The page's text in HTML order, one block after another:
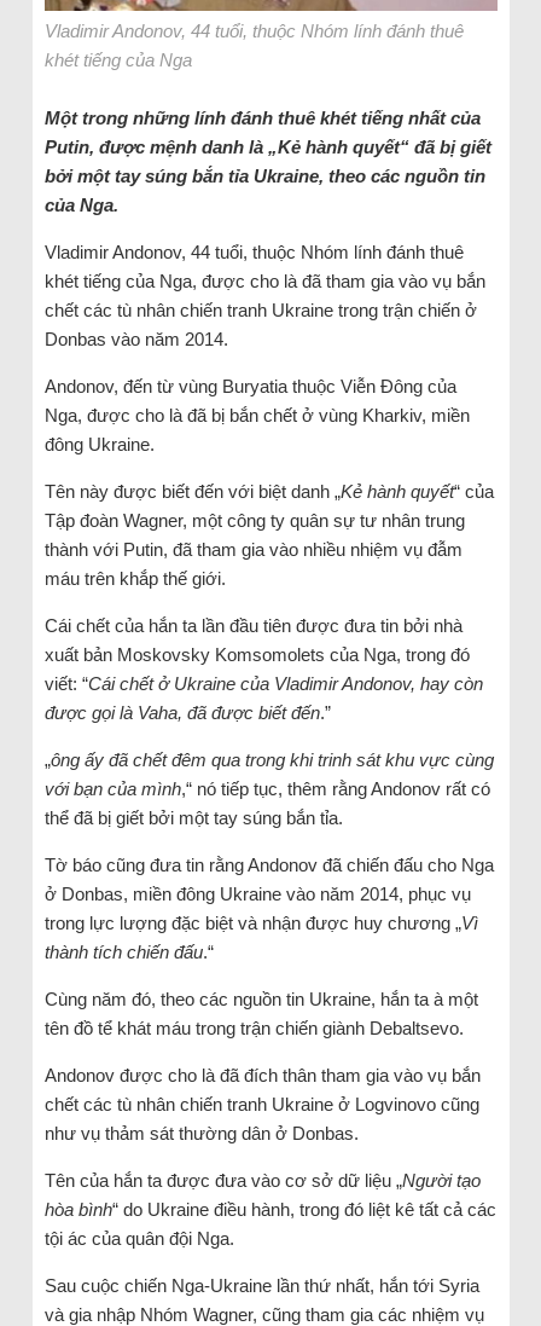
Vladimir Andonov, 44 tuổi, thuộc Nhóm lính đánh thuê
khét tiếng của Nga
Một trong những lính đánh thuê khét tiếng nhất của
Putin, được mệnh danh là „Kẻ hành quyết“ đã bị giết
bởi một tay súng bắn tỉa Ukraine, theo các nguồn tin
của Nga.
Vladimir Andonov, 44 tuổi, thuộc Nhóm lính đánh thuê
khét tiếng của Nga, được cho là đã tham gia vào vụ bắn
chết các tù nhân chiến tranh Ukraine trong trận chiến ở
Donbas vào năm 2014.
Andonov, đến từ vùng Buryatia thuộc Viễn Đông của
Nga, được cho là đã bị bắn chết ở vùng Kharkiv, miền
đông Ukraine.
Tên này được biết đến với biệt danh „Kẻ hành quyết“ của
Tập đoàn Wagner, một công ty quân sự tư nhân trung
thành với Putin, đã tham gia vào nhiều nhiệm vụ đẫm
máu trên khắp thế giới.
Cái chết của hắn ta lần đầu tiên được đưa tin bởi nhà
xuất bản Moskovsky Komsomolets của Nga, trong đó
viết: “Cái chết ở Ukraine của Vladimir Andonov, hay còn
được gọi là Vaha, đã được biết đến.”
„ông ấy đã chết đêm qua trong khi trinh sát khu vực cùng
với bạn của mình,“ nó tiếp tục, thêm rằng Andonov rất có
thể đã bị giết bởi một tay súng bắn tỉa.
Tờ báo cũng đưa tin rằng Andonov đã chiến đấu cho Nga
ở Donbas, miền đông Ukraine vào năm 2014, phục vụ
trong lực lượng đặc biệt và nhận được huy chương „Vì
thành tích chiến đấu.“
Cùng năm đó, theo các nguồn tin Ukraine, hắn ta à một
tên đồ tể khát máu trong trận chiến giành Debaltsevo.
Andonov được cho là đã đích thân tham gia vào vụ bắn
chết các tù nhân chiến tranh Ukraine ở Logvinovo cũng
như vụ thảm sát thường dân ở Donbas.
Tên của hắn ta được đưa vào cơ sở dữ liệu „Người tạo
hòa bình“ do Ukraine điều hành, trong đó liệt kê tất cả các
tội ác của quân đội Nga.
Sau cuộc chiến Nga-Ukraine lần thứ nhất, hắn tới Syria
và gia nhập Nhóm Wagner, cũng tham gia các nhiệm vụ